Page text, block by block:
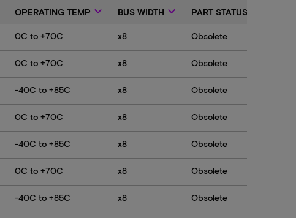
OPERATING TEMP keyboard_arrow_down BUS WIDTH keyboard_arrow_down PART STATUS CODE
0C to +70C x8 Obsolete
0C to +70C x8 Obsolete
-40C to +85C x8 Obsolete
0C to +70C x8 Obsolete
-40C to +85C x8 Obsolete
0C to +70C x8 Obsolete
-40C to +85C x8 Obsolete